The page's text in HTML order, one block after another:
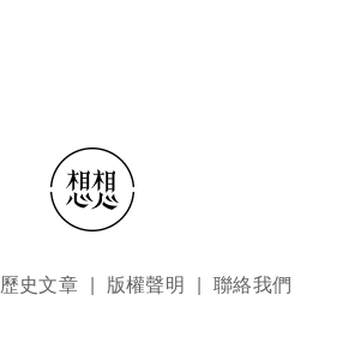
歷史文章 版權聲明 聯絡我們